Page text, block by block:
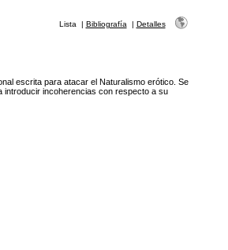
Lista | Bibliografía | Detalles
escrita para atacar el Naturalismo erótico. Se
introducir incoherencias con respecto a su